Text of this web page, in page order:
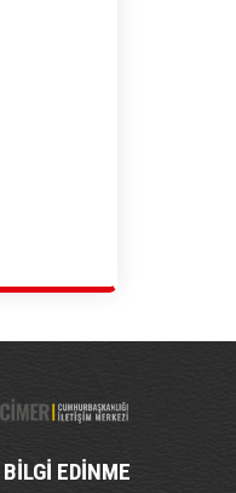
BİLGİ EDİNME